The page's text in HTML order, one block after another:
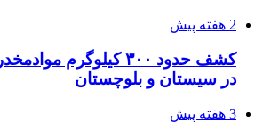
2 هفته پیش
در سیستان و بلوچستان
3 هفته پیش